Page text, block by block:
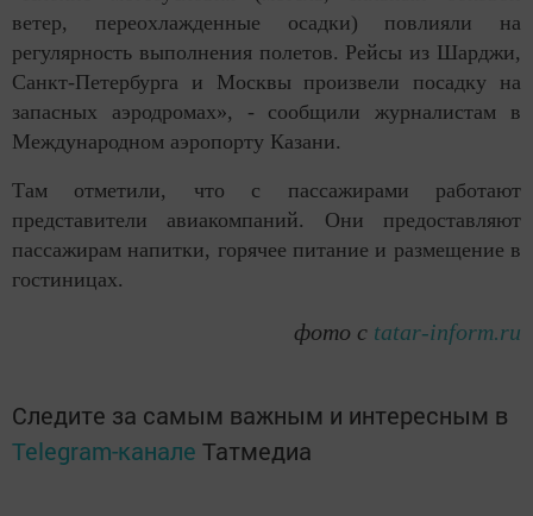
ветер, переохлажденные осадки) повлияли на
регулярность выполнения полетов. Рейсы из Шарджи,
Санкт-Петербурга и Москвы произвели посадку на
запасных аэродромах», - сообщили журналистам в
Международном аэропорту Казани.
Там отметили, что с пассажирами работают
представители авиакомпаний. Они предоставляют
пассажирам напитки, горячее питание и размещение в
гостиницах.
фото с tatar-inform.ru
Следите за самым важным и интересным в
Telegram-канале Татмедиа